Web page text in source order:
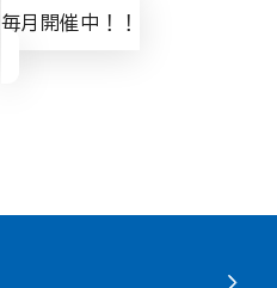
毎月開催中！！